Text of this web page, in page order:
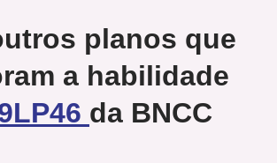
planos que
a habilidade
da BNCC